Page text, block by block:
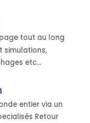
tout au long
simulations,
etc...
entier via un
Retour